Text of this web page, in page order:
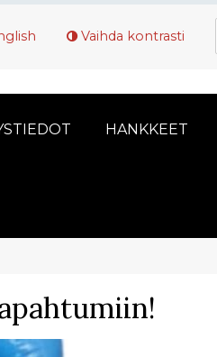
Vaihda kontrasti
HANKKEET